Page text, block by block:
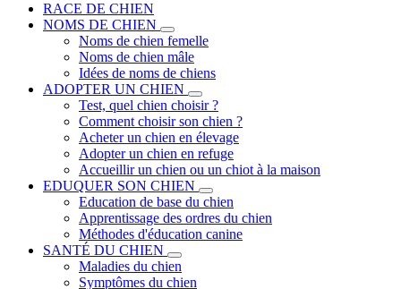
RACE DE CHIEN
NOMS DE CHIEN
Noms de chien femelle
Noms de chien mâle
Idées de noms de chiens
ADOPTER UN CHIEN
Test, quel chien choisir ?
Comment choisir son chien ?
Acheter un chien en élevage
Adopter un chien en refuge
Accueillir un chien ou un chiot à la maison
EDUQUER SON CHIEN
Education de base du chien
Apprentissage des ordres du chien
Méthodes d'éducation canine
SANTÉ DU CHIEN
Maladies du chien
Symptômes du chien